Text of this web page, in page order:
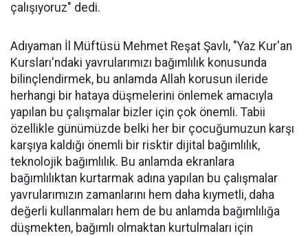
çalışıyoruz" dedi.
Adıyaman İl Müftüsü Mehmet Reşat Şavlı, "Yaz Kur'an
Kursları'ndaki yavrularımızı bağımlılık konusunda
bilinçlendirmek, bu anlamda Allah korusun ileride
herhangi bir hataya düşmelerini önlemek amacıyla
yapılan bu çalışmalar bizler için çok önemli. Tabii
özellikle günümüzde belki her bir çocuğumuzun karşı
karşıya kaldığı önemli bir risktir dijital bağımlılık,
teknolojik bağımlılık. Bu anlamda ekranlara
bağımlılıktan kurtarmak adına yapılan bu çalışmalar
yavrularımızın zamanlarını hem daha kıymetli, daha
değerli kullanmaları hem de bu anlamda bağımlılığa
düşmekten, bağımlı olmaktan kurtulmaları için